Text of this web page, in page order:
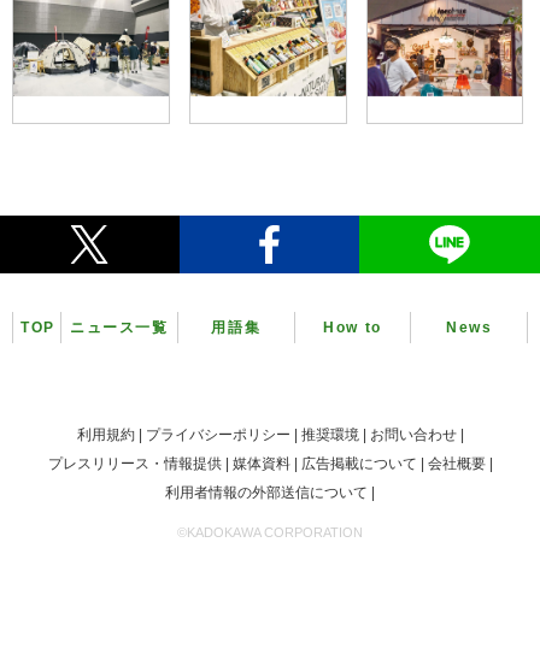
TOP ニュース一覧 用語集 How to News
利用規約 プライバシーポリシー 推奨環境
お問い合わせ
プレスリリース・情報提供
媒体資料 広告掲載について
会社概要
利用者情報の外部送信について
©KADOKAWA CORPORATION